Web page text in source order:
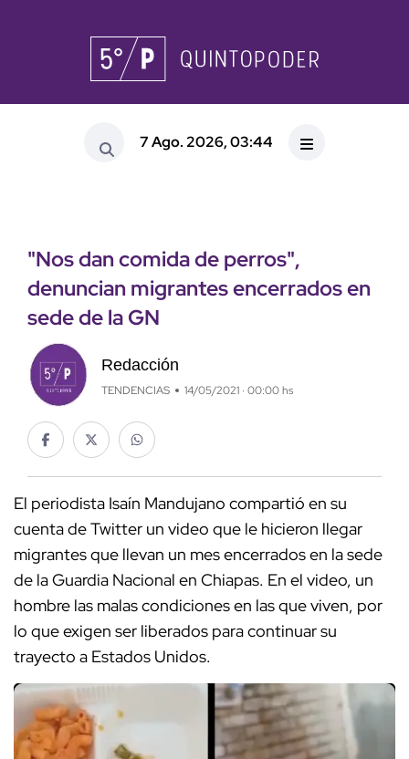
7 Ago. 2026, 03:44
"Nos dan comida de perros",
denuncian migrantes encerrados en
sede de la GN
Redacción
TENDENCIAS 14/05/2021 · 00:00 hs
El periodista Isaín Mandujano compartió en su
cuenta de Twitter un video que le hicieron llegar
migrantes que llevan un mes encerrados en la sede
de la Guardia Nacional en Chiapas. En el video, un
hombre las malas condiciones en las que viven, por
lo que exigen ser liberados para continuar su
trayecto a Estados Unidos.